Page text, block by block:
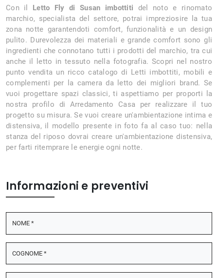
Con il Letto Fly di Susan imbottiti del noto e rinomato
marchio, specialista del settore, potrai impreziosire la tua
zona notte garantendoti comfort, funzionalità e un design
pulito. Durevolezza dei materiali e grande comfort sono gli
ingredienti che connotano tutti i prodotti del marchio, tra cui
anche il letto in tessuto nella fotografia. Scopri nel nostro
punto vendita un ricco catalogo di Letti imbottiti, mobili e
complementi per la camera da letto dei migliori brand. Se
vuoi progettare spazi classici, ti aspettiamo per proporti la
nostra profilo di Arredamento Casa per realizzare il tuo
progetto su misura. Se vuoi creare un'ambientazione intima e
distensiva, il modello presente in foto fa al caso tuo: nella
stanza del riposo dovrai creare un'ambientazione distensiva,
per farti ritemprare le energie ogni notte.
Informazioni e preventivi